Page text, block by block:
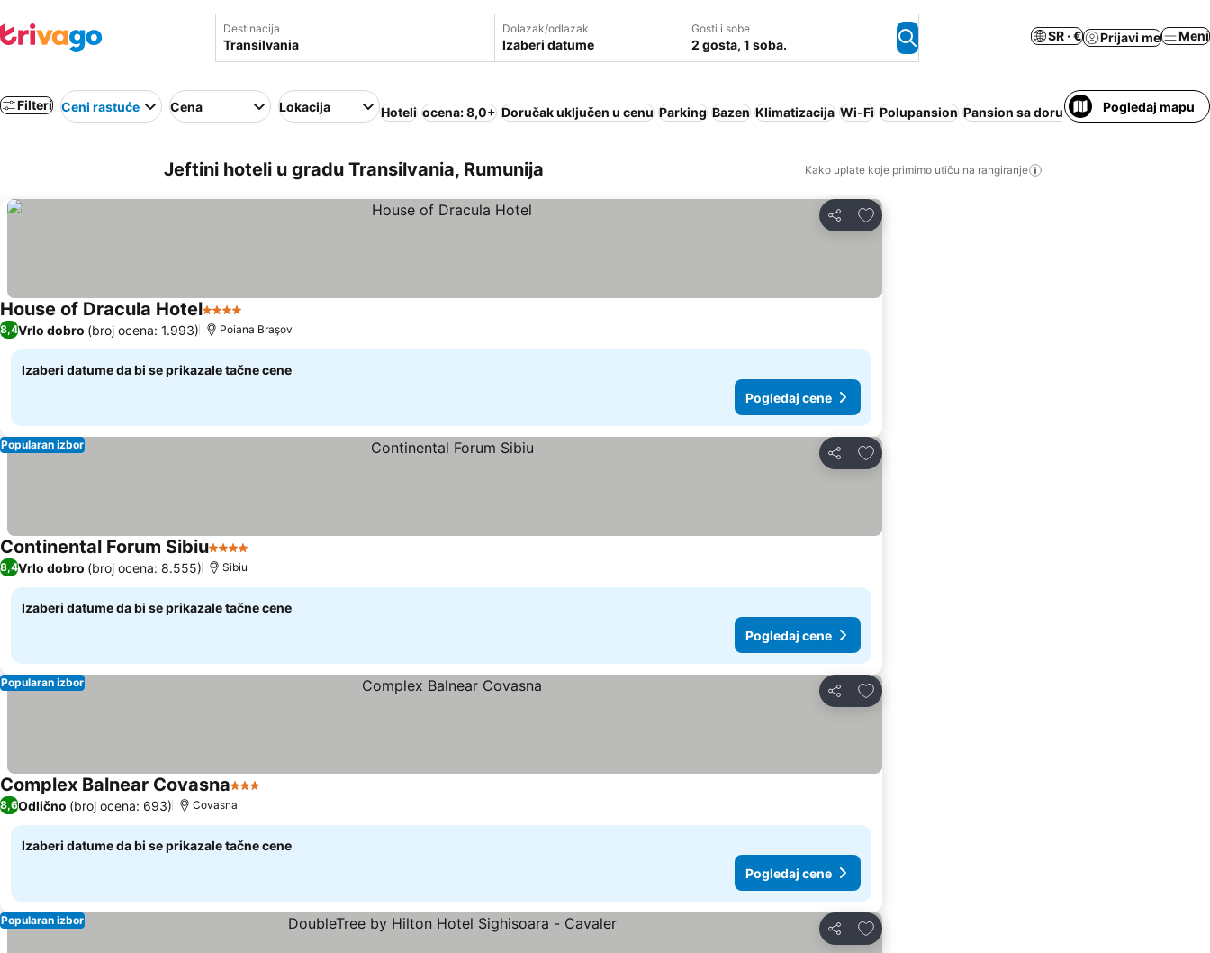
Destinacija Dolazak/odlazak
Izaberi datume
Gosti i sobe
2 gosta, 1 soba.
SR · € Prijavi me Meni
Filteri Ceni rastuće Cena Lokacija Hoteli ocena: 8,0+ Doručak uključen u cenu Parking Bazen Klimatizacija Wi-Fi Polupansion Pansion sa doručkom Gostionica
Pogledaj mapu
Jeftini hoteli u gradu Transilvania, Rumunija Kako uplate koje primimo utiču na rangiranje
Deli
Dodati u favorite
House of Dracula Hotel4 Zvezdice
8,4Vrlo dobro (broj ocena: 1.993) Poiana Braşov
Izaberi datume da bi se prikazale tačne cene
Pogledaj cene
Deli
Dodati u favorite
Popularan izbor
Continental Forum Sibiu4 Zvezdice
8,4Vrlo dobro (broj ocena: 8.555) Sibiu
Izaberi datume da bi se prikazale tačne cene
Pogledaj cene
Deli
Dodati u favorite
Popularan izbor
Complex Balnear Covasna3 Zvezdice
8,6Odlično (broj ocena: 693) Covasna
Izaberi datume da bi se prikazale tačne cene
Pogledaj cene
Deli
Dodati u favorite
Popularan izbor